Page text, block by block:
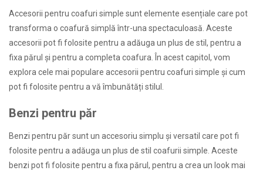
Accesorii pentru coafuri simple sunt elemente esențiale care pot
transforma o coafură simplă într-una spectaculoasă. Aceste
accesorii pot fi folosite pentru a adăuga un plus de stil, pentru a
fixa părul și pentru a completa coafura. În acest capitol, vom
explora cele mai populare accesorii pentru coafuri simple și cum
pot fi folosite pentru a vă îmbunătăți stilul.
Benzi pentru păr
Benzi pentru păr sunt un accesoriu simplu și versatil care pot fi
folosite pentru a adăuga un plus de stil coafurii simple. Aceste
benzi pot fi folosite pentru a fixa părul, pentru a crea un look mai